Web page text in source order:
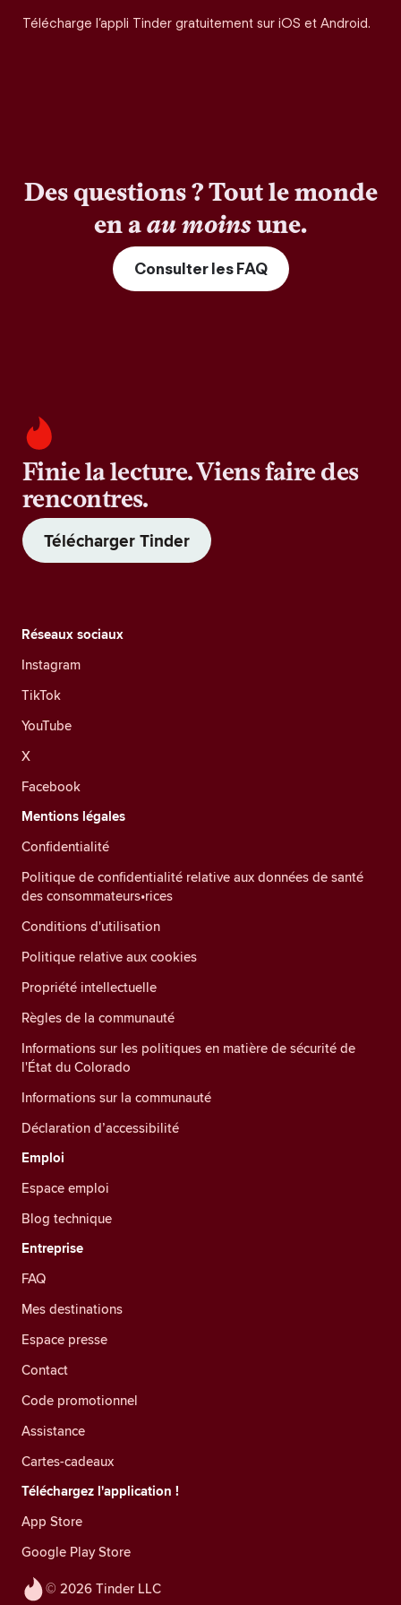
Télécharge l’appli Tinder gratuitement sur iOS et Android.
Des questions ? Tout le monde
en aau moinsune.
Consulter les FAQ
Finie la lecture. Viens faire des
rencontres.
Télécharger Tinder
© 2026 Tinder LLC
Réseaux sociaux
Instagram
TikTok
YouTube
X
Facebook
Mentions légales
Confidentialité
Politique de confidentialité relative aux données de santé
des consommateurs•rices
Conditions d'utilisation
Politique relative aux cookies
Propriété intellectuelle
Règles de la communauté
Informations sur les politiques en matière de sécurité de
l'État du Colorado
Informations sur la communauté
Déclaration d’accessibilité
Emploi
Espace emploi
Blog technique
Entreprise
FAQ
Mes destinations
Espace presse
Contact
Code promotionnel
Assistance
Cartes-cadeaux
Téléchargez l'application !
App Store
Google Play Store